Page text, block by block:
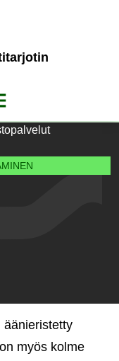
äänieristetty
myös kolme